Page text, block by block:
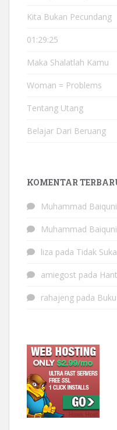
Kita Bukan Pecundang
01:29:25
Maka Shalatlah Kamu
Woman = Problems
Tentang Utang
Belajar Dari Beruang
KOMENTAR
Muhammad Baiquni
Muhammad Baiquni
liza pada Tidak
amiegost pada
rahajeng pada